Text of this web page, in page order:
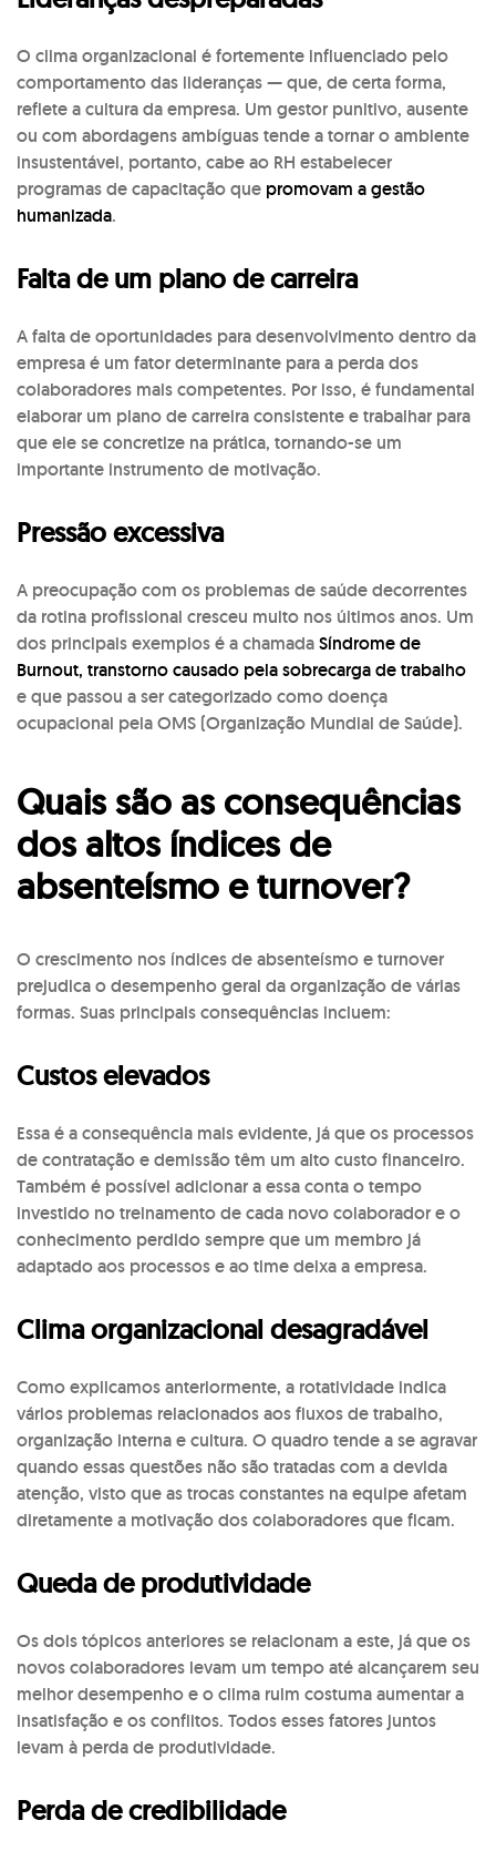
O clima organizacional é fortemente influenciado pelo
comportamento das lideranças — que, de certa forma,
reflete a cultura da empresa. Um gestor punitivo, ausente
ou com abordagens ambíguas tende a tornar o ambiente
insustentável, portanto, cabe ao RH estabelecer
programas de capacitação que promovam a gestão
humanizada.
Falta de um plano de carreira
A falta de oportunidades para desenvolvimento dentro da
empresa é um fator determinante para a perda dos
colaboradores mais competentes. Por isso, é fundamental
elaborar um plano de carreira consistente e trabalhar para
que ele se concretize na prática, tornando-se um
importante instrumento de motivação.
Pressão excessiva
A preocupação com os problemas de saúde decorrentes
da rotina profissional cresceu muito nos últimos anos. Um
dos principais exemplos é a chamadaSíndrome de
Burnout, transtorno causado pela sobrecarga de trabalho
e que passou a ser categorizado como doença
ocupacional pela OMS (Organização Mundial de Saúde).
Quais são as consequências
dos altos índices de
absenteísmo e turnover?
O crescimento nos índices de absenteísmo e turnover
prejudica o desempenho geral da organização de várias
formas. Suas principais consequências incluem:
Custos elevados
Essa é a consequência mais evidente, já que os processos
de contratação e demissão têm um alto custo financeiro.
Também é possível adicionar a essa conta o tempo
investido no treinamento de cada novo colaborador e o
conhecimento perdido sempre que um membro já
adaptado aos processos e ao time deixa a empresa.
Clima organizacional desagradável
Como explicamos anteriormente, a rotatividade indica
vários problemas relacionados aos fluxos de trabalho,
organização interna e cultura. O quadro tende a se agravar
quando essas questões não são tratadas com a devida
atenção, visto que as trocas constantes na equipe afetam
diretamente a motivação dos colaboradores que ficam.
Queda de produtividade
Os dois tópicos anteriores se relacionam a este, já que os
novos colaboradores levam um tempo até alcançarem seu
melhor desempenho e o clima ruim costuma aumentar a
insatisfação e os conflitos. Todos esses fatores juntos
levam à perda de produtividade.
Perda de credibilidade